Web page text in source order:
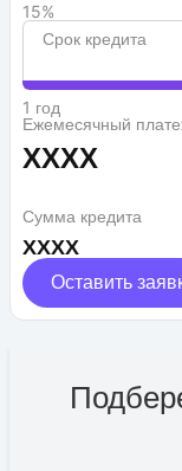
15%
Срок кредита
1 год
Ежемесячный
XXXX
Сумма кредита
XXXX
Оставить